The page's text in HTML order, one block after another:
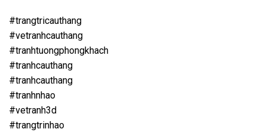
#trangtricauthang
#vetranhcauthang
#tranhtuongphongkhach
#tranhcauthang
#tranhcauthang
#tranhnhao
#vetranh3d
#trangtrinhao